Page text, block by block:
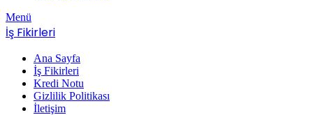
Menü
İş Fikirleri
Ana Sayfa
İş Fikirleri
Kredi Notu
Gizlilik Politikası
İletişim